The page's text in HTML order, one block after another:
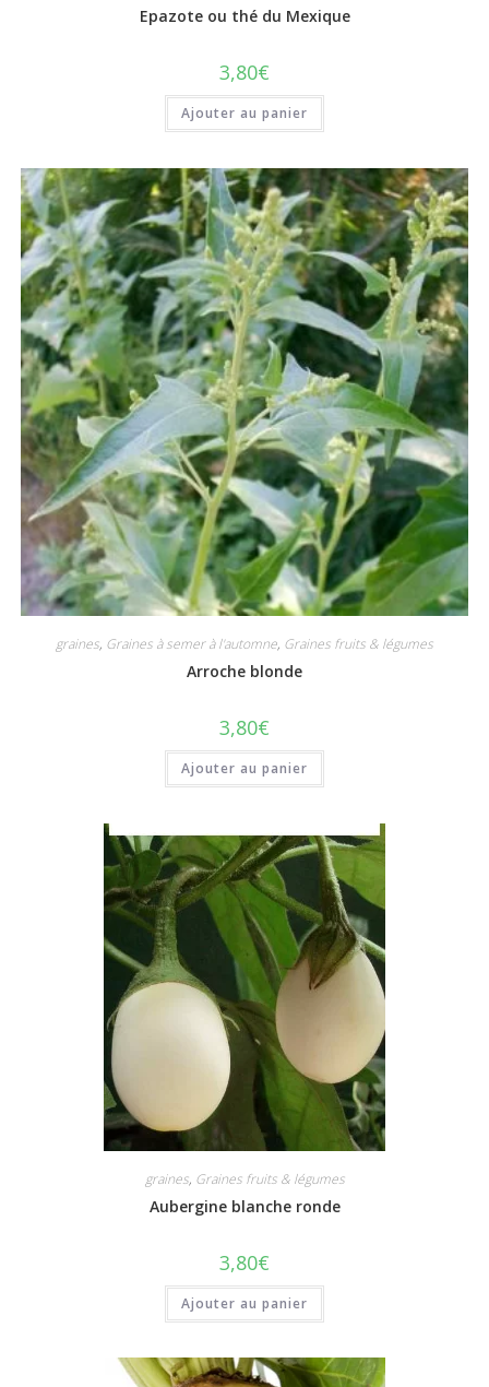
Epazote ou thé du Mexique
3,80€
Ajouter au panier
graines, Graines à semer à l'automne, Graines fruits & légumes
Arroche blonde
3,80€
Ajouter au panier
graines, Graines fruits & légumes
Aubergine blanche ronde
3,80€
Ajouter au panier